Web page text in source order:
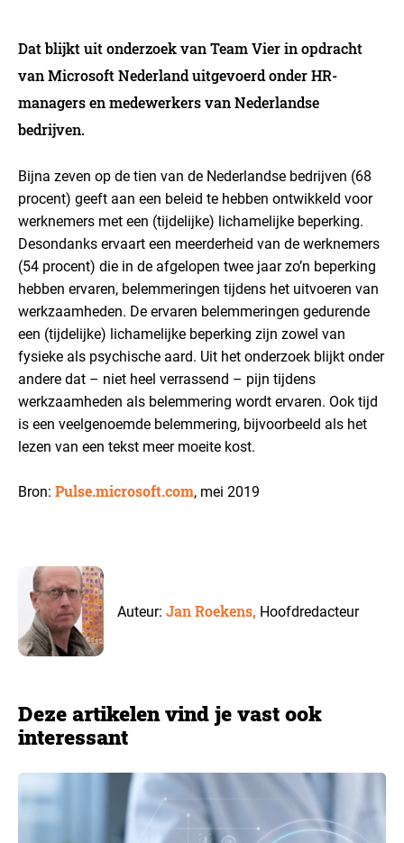
Dat blijkt uit onderzoek van Team Vier in opdracht
van Microsoft Nederland uitgevoerd onder HR-
managers en medewerkers van Nederlandse
bedrijven.
Bijna zeven op de tien van de Nederlandse bedrijven (68
procent) geeft aan een beleid te hebben ontwikkeld voor
werknemers met een (tijdelijke) lichamelijke beperking.
Desondanks ervaart een meerderheid van de werknemers
(54 procent) die in de afgelopen twee jaar zo’n beperking
hebben ervaren, belemmeringen tijdens het uitvoeren van
werkzaamheden. De ervaren belemmeringen gedurende
een (tijdelijke) lichamelijke beperking zijn zowel van
fysieke als psychische aard. Uit het onderzoek blijkt onder
andere dat – niet heel verrassend – pijn tijdens
werkzaamheden als belemmering wordt ervaren. Ook tijd
is een veelgenoemde belemmering, bijvoorbeeld als het
lezen van een tekst meer moeite kost.
Bron: Pulse.microsoft.com, mei 2019
Auteur:Jan Roekens, Hoofdredacteur
Deze artikelen vind je vast ook
interessant